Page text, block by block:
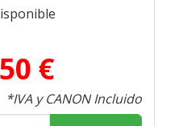
€
*IVA y CANON Incluido